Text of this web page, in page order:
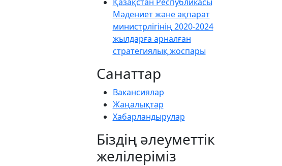
Мәдениет және ақпарат
министрлігінің 2020-2024
жылдарға арналған
стратегиялық жоспары
Санаттар
Вакансиялар
Жаңалықтар
Хабарландырулар
Біздің әлеуметтік
желілеріміз